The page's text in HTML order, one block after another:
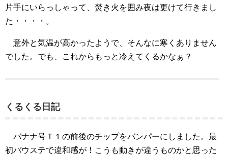
片手にいらっしゃって、焚き火を囲み夜は更けて行きまし
た・・・・。
意外と気温が高かったようで、そんなに寒くありません
でした。でも、これからもっと冷えてくるかなぁ？
くるくる日記
バナナ号Ｔ１の前後のチップをバンパーにしました。最
初バウステで違和感が！こうも動きが違うものかと思った